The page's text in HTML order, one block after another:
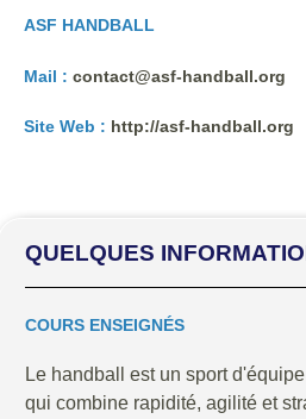
ASF HANDBALL
Mail : contact@asf-handball.org
Site Web : http://asf-handball.org
QUELQUES
COURS ENSEIGNÉS
Le handball est un sport
qui combine rapidité, agilité et